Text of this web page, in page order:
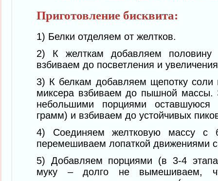
Приготовление бисквита:
1) Белки отделяем от желтков.
2) К желткам добавляем
взбиваем до посветления и
3) К белкам добавляем щепотку соли
миксера взбиваем до пышной массы.
небольшими порциями оставшуюся
грамм) и взбиваем до устойчивых
4) Соединяем желтковую массу с
перемешиваем лопаткой движениями
5) Добавляем порциями (в 3-4
муку – долго не вымешиваем,